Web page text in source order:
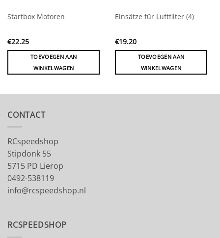
Startbox Motoren
€22.25
TOEVOEGEN AAN
WINKELWAGEN
Einsätze für Luftfilter (4)
€19.20
TOEVOEGEN AAN
WINKELWAGEN
CONTACT
RCspeedshop
Stipdonk 55
5715 PD Lierop
0492-538119
info@rcspeedshop.nl
RCSPEEDSHOP